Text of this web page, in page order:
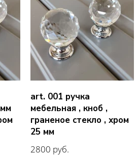
art. 001 ручка
мебельная , кноб ,
граненое стекло , хром
25 мм
2800 руб.